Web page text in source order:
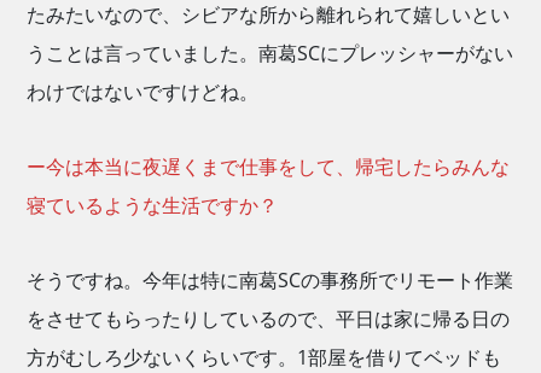
たみたいなので、シビアな所から離れられて嬉しいとい
うことは言っていました。南葛SCにプレッシャーがない
わけではないですけどね。
ー今は本当に夜遅くまで仕事をして、帰宅したらみんな
寝ているような生活ですか？
そうですね。今年は特に南葛SCの事務所でリモート作業
をさせてもらったりしているので、平日は家に帰る日の
方がむしろ少ないくらいです。1部屋を借りてベッドも